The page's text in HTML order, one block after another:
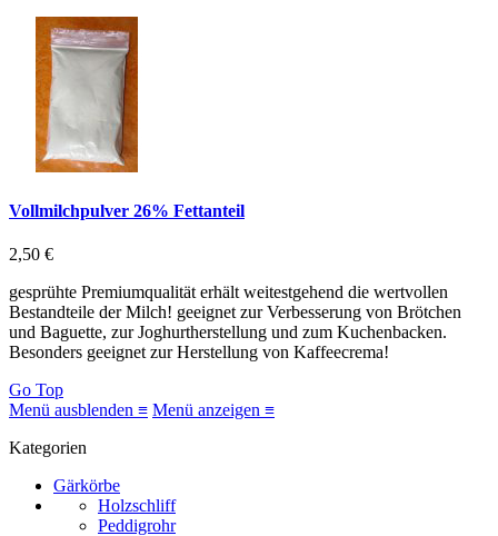
Vollmilchpulver 26% Fettanteil
2,50 €
gesprühte Premiumqualität erhält weitestgehend die wertvollen
Bestandteile der Milch! geeignet zur Verbesserung von Brötchen
und Baguette, zur Joghurtherstellung und zum Kuchenbacken.
Besonders geeignet zur Herstellung von Kaffeecrema!
Go Top
Menü ausblenden ≡ Menü anzeigen ≡
Kategorien
Gärkörbe
Holzschliff
Peddigrohr